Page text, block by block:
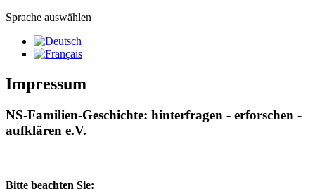
Sprache auswählen
Impressum
NS-Familien-Geschichte: hinterfragen - erforschen -
aufklären e.V.
Bitte beachten Sie: